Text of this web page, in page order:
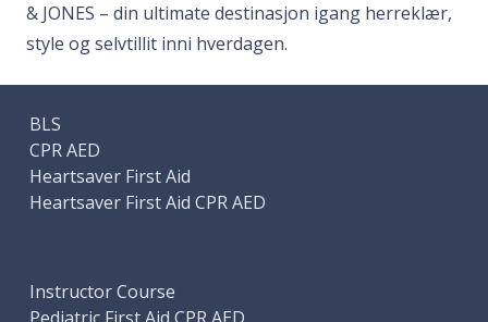
& JONES – din ultimate destinasjon igang herreklær,
style og selvtillit inni hverdagen.
BLS
CPR AED
Heartsaver First Aid
Heartsaver First Aid CPR AED
Instructor Course